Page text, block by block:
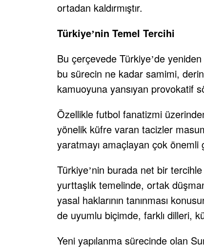
ortadan kaldırmıştır.
Türkiye’nin Temel Tercihi
Bu çerçevede Türkiye’de
bu sürecin ne kadar samimi,
kamuoyuna yansıyan provokatif
Özellikle futbol fanatizmi
yönelik küfre varan tacizler
yaratmayı amaçlayan çok
Türkiye’nin burada net bir
yurttaşlık temelinde, ortak
yasal haklarının tanınması
de uyumlu biçimde, farklı dilleri,
Yeni yapılanma sürecinde olan